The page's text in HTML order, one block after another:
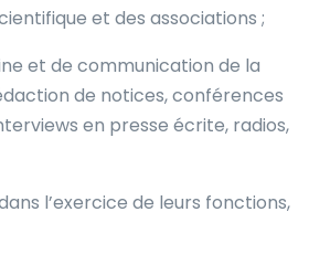
et des associations ;
et de communication de la
de notices, conférences
en presse écrite, radios,
l’exercice de leurs fonctions,